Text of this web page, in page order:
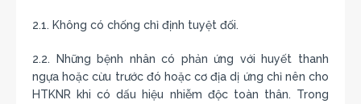
2.1. Không có chống chỉ định tuyệt đối.
2.2. Những bệnh nhân có phản ứng với huyết thanh
ngựa hoặc cừu trước đó hoặc cơ địa dị ứng chỉ nên cho
HTKNR khi có dấu hiệu nhiễm độc toàn thân. Trong